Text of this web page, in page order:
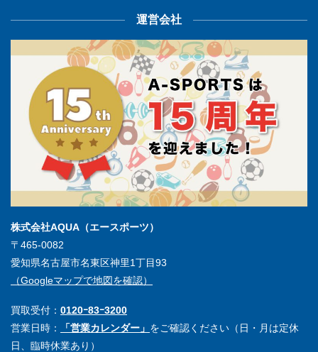
運営会社
株式会社AQUA（エースポーツ）
〒465-0082
愛知県名古屋市名東区神里1丁目93
（Googleマップで地図を確認）
買取受付： 0120ｰ83ｰ3200
営業日時：
「営業カレンダー」 をご確認ください（日・月は定休
日、臨時休業あり）